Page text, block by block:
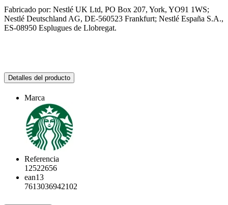
Fabricado por: Nestlé UK Ltd, PO Box 207, York, YO91 1WS;
Nestlé Deutschland AG, DE-560523 Frankfurt; Nestlé España S.A.,
ES-08950 Esplugues de Llobregat.
Detalles del producto
Marca
Referencia
12522656
ean13
7613036942102